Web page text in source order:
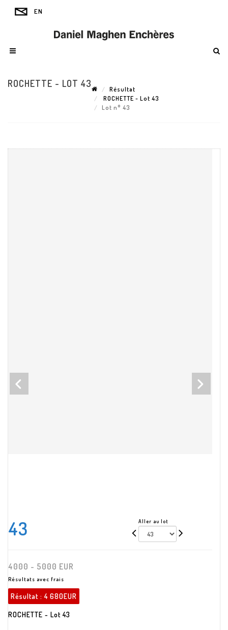
ROCHETTE - LOT 43
Résultat
ROCHETTE - Lot 43
Lot n° 43
43 Aller au lot
4000 - 5000 EUR
Résultats avec frais
Résultat :4 680EUR
ROCHETTE - Lot 43